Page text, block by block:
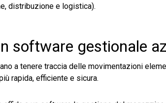
distribuzione e logistica).
software gestionale
a tenere traccia delle movimentazioni
rapida, efficiente e sicura.